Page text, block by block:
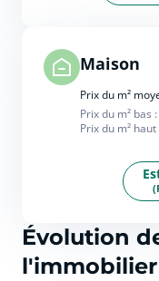
Maison
Prix du m²
Prix du m² bas :
Prix du m² haut
Évolution
l'immobilier